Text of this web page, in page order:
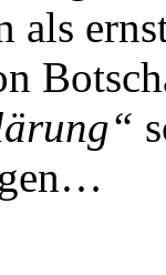
als